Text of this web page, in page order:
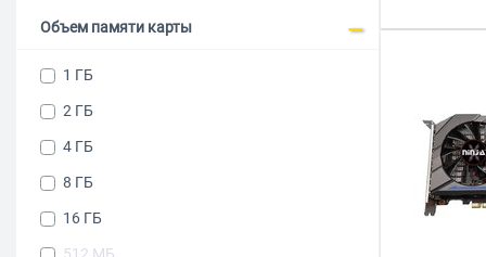
GeForce GTX 750
Объем памяти карты
1 ГБ
2 ГБ
4 ГБ
8 ГБ
16 ГБ